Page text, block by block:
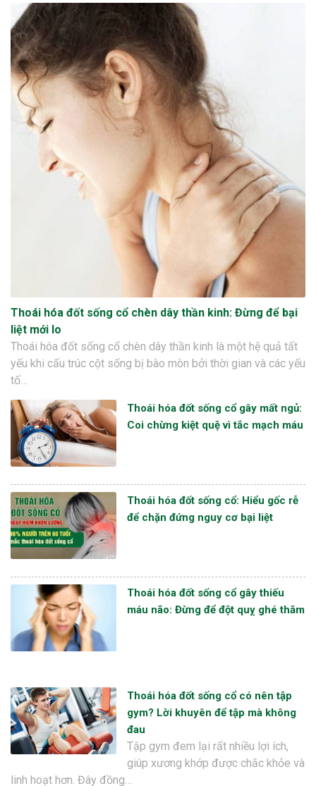
Thoái hóa đốt sống cổ chèn dây thần kinh: Đừng để bại
liệt mới lo
Thoái hóa đốt sống cổ chèn dây thần kinh là một hệ quả tất
yếu khi cấu trúc cột sống bị bào mòn bởi thời gian và các yếu
tố…
Thoái hóa đốt sống cổ gây mất ngủ:
Coi chừng kiệt quệ vì tắc mạch máu
Thoái hóa đốt sống cổ: Hiểu gốc rễ
để chặn đứng nguy cơ bại liệt
Thoái hóa đốt sống cổ gây thiếu
máu não: Đừng để đột quỵ ghé thăm
Thoái hóa đốt sống cổ có nên tập
gym? Lời khuyên để tập mà không
đau
Tập gym đem lại rất nhiều lợi ích,
giúp xương khớp được chắc khỏe và
linh hoạt hơn. Đây đồng…